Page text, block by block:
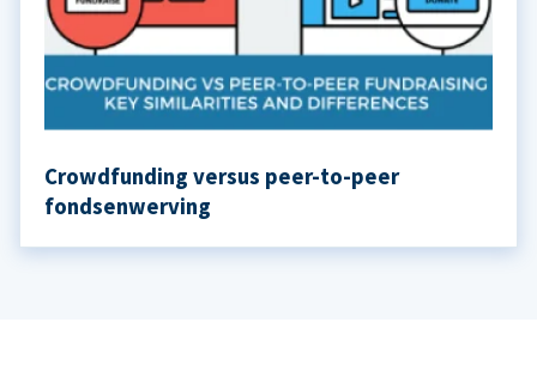
Crowdfunding versus peer-to-peer
fondsenwerving